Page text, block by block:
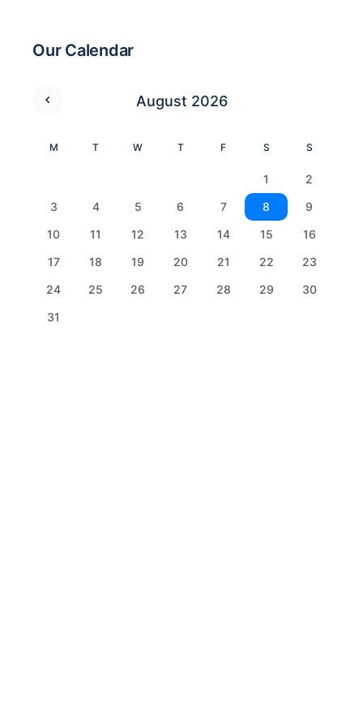
Our Calendar
August 2026
M T W T F S S
1
2
3
4 5 6 7 8
9
10
11 12 13 14 15
16
17
18 19 20 21 22
23
24
25 26 27 28 29
30
31